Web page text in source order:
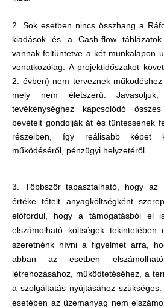
2. Sok esetben nincs összhang a
kiadások és a Cash-flow
vannak feltüntetve a két munkalapon
vonatkozólag. A projektidőszakot
2. évben) nem terveznek működéshez
mely nem életszerű.
tevékenységhez kapcsolódó
bevételt gondolják át és tüntessenek
részeiben, így reálisabb képet
működéséről, pénzügyi helyzetéről.
3. Többször tapasztalható, hogy az
értéke tételt anyagköltségként
előfordul, hogy a támogatásból el
elszámolható költségek tekintetében
szeretnénk hívni a figyelmet arra,
abban az esetben
létrehozásához, működtetéséhez, a
a szolgáltatás nyújtásához
esetében az üzemanyag nem